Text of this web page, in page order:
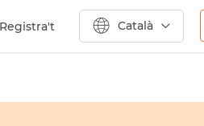
Registra't Català